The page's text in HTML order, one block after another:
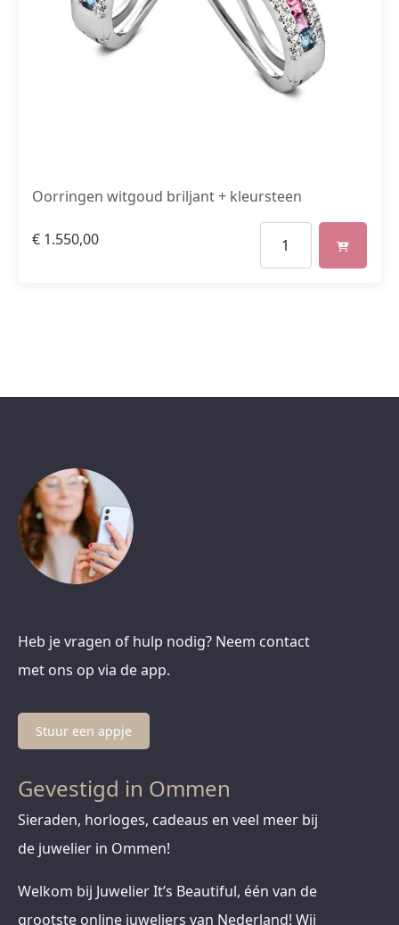
Oorringen witgoud briljant + kleursteen
€ 1.550,00
Heb je vragen of hulp nodig? Neem contact
met ons op via de app.
Stuur een appje
Gevestigd in Ommen
Sieraden, horloges, cadeaus en veel meer bij
de juwelier in Ommen!
Welkom bij Juwelier It’s Beautiful, één van de
grootste online juweliers van Nederland! Wij